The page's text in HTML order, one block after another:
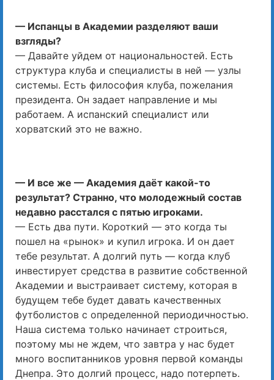
— Испанцы в Академии разделяют ваши
взгляды?
— Давайте уйдем от национальностей. Есть
структура клуба и специалисты в ней — узлы
системы. Есть философия клуба, пожелания
президента. Он задает направление и мы
работаем. А испанский специалист или
хорватский это не важно.
— И все же — Академия даёт какой-то
результат? Странно, что молодежный состав
недавно расстался с пятью игроками.
— Есть два пути. Короткий — это когда ты
пошел на «рынок» и купил игрока. И он дает
тебе результат. А долгий путь — когда клуб
инвестирует средства в развитие собственной
Академии и выстраивает систему, которая в
будущем тебе будет давать качественных
футболистов с определенной периодичностью.
Наша система только начинает строиться,
поэтому мы не ждем, что завтра у нас будет
много воспитанников уровня первой команды
Днепра. Это долгий процесс, надо потерпеть.